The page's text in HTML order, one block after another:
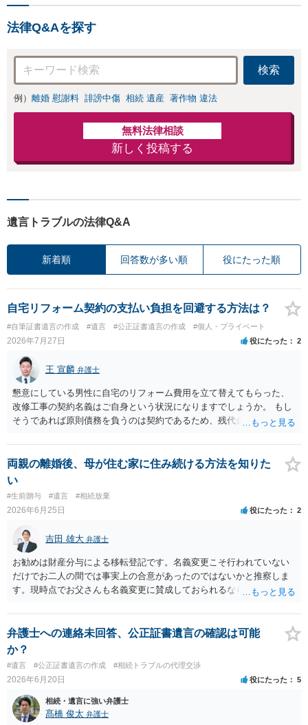
法律Q&Aを探す
検索
例） 離婚 慰謝料 誹謗中傷 相続 遺産 著作物 違法
無料法律相談
新しく投稿する
遺言トラブルの法律Q&A
新着順 回答数が多い順 役にたった順
自宅リフォーム契約の支払い負担を回避する方法は？
#自筆証書遺言の作成 #遺言 #公正証書遺言の作成 #個人・プライベート
2026年7月27日 役にたった 2
王 宣麟 弁護士
懇意にしている男性に自宅のリフォーム費用を立て替えてもらった、
改修工事の契約名義はご自身という状況になりますでしょうか。 もし
そうであれば原則債務を負うのは契約であるため、残代金を捻出して
ます。 入籍した場合でも、原則契約者が単独で全ての債務を負うこと
には変わりがありません。 なかなか対応に難しい案件であり、公開の
場でアドバイスを行うのも限界があるように思われますので、資料等
両親の離婚後、母が住む家に住み続ける方法を知りた
い
#生前贈与 #遺言 #相続放棄
2026年6月25日 役にたった 2
吉田 雄大 弁護士
お勧めは財産分与による移転登記です。名義変更こそ行われていない
だけでお二人の間では事実上の合意があったのではないかと推察しま
す。現時点でお父さんも名義変更に賛成しておられるなら尚更です。
すぐれた方法と思います。
弁護士への連絡未回答、公正証書遺言の確認は可能
か？
#遺言 #公正証書遺言の作成 #相続トラブルの代理交渉
2026年6月20日 役にたった 5
相続・遺言に強い弁護士
髙橋 俊太 弁護士